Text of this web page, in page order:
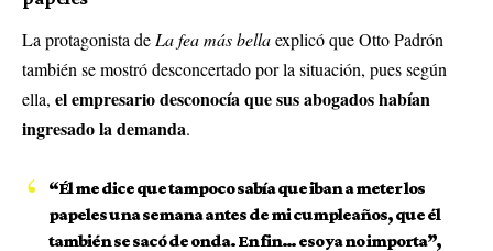
La protagonista deLa fea más bellaexplicó que Otto Padrón
también se mostró desconcertado por la situación, pues según
ella, el empresario desconocía que sus abogados habían
ingresado la demanda.
“Él me dice que tampoco sabía que iban a meter los
papeles una semana antes de mi cumpleaños, que él
también se sacó de onda. En fin… eso ya no importa”,